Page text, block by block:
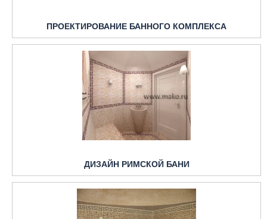
ПРОЕКТИРОВАНИЕ БАННОГО КОМПЛЕКСА
ДИЗАЙН РИМСКОЙ БАНИ